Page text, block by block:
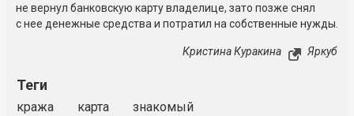
не вернул банковскую карту владелице, зато позже снял
с нее денежные средства и потратил на собственные нужды.
Кристина Куракина Яркуб
Теги
кража карта знакомый